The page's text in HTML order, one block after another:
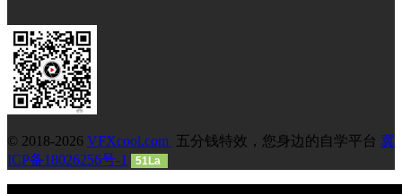
© 2018-2026 VFXcool.com 五分钱特效，您身边的自学平台 冀
ICP备18026256号-1
51La